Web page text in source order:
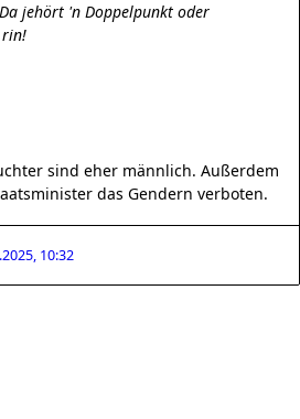
jehört 'n Doppelpunkt oder
rin!
sind eher männlich. Außerdem
das Gendern verboten.
10:32